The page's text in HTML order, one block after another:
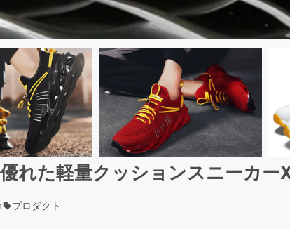
れた軽量クッションスニーカー
プロダクト